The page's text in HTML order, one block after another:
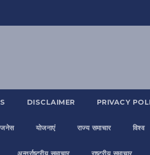
DISCLAIMER PRIVACY
योजनाएं राज्य समाचार विश्व